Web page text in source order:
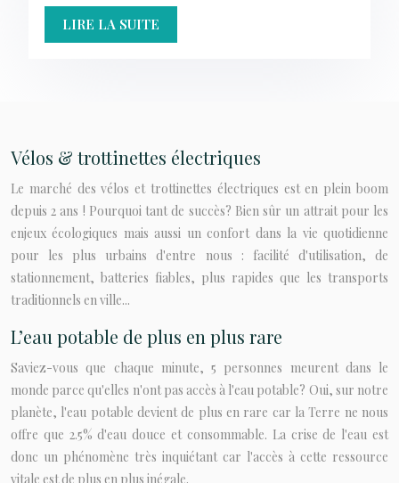
LIRE LA SUITE
Vélos & trottinettes électriques
Le marché des vélos et trottinettes électriques est en plein boom
depuis 2 ans ! Pourquoi tant de succès? Bien sûr un attrait pour les
enjeux écologiques mais aussi un confort dans la vie quotidienne
pour les plus urbains d'entre nous : facilité d'utilisation, de
stationnement, batteries fiables, plus rapides que les transports
traditionnels en ville...
L’eau potable de plus en plus rare
Saviez-vous que chaque minute, 5 personnes meurent dans le
monde parce qu'elles n'ont pas accès à l'eau potable? Oui, sur notre
planète, l'eau potable devient de plus en rare car la Terre ne nous
offre que 2.5% d'eau douce et consommable. La crise de l'eau est
donc un phénomène très inquiétant car l'accès à cette ressource
vitale est de plus en plus inégale.